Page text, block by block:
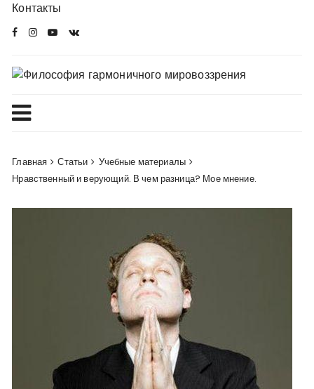
Перейти
комменты
Контакты
Главная Статьи
Учебные материалы
Нравственный и верующий. В чем разница? Мое мнение.